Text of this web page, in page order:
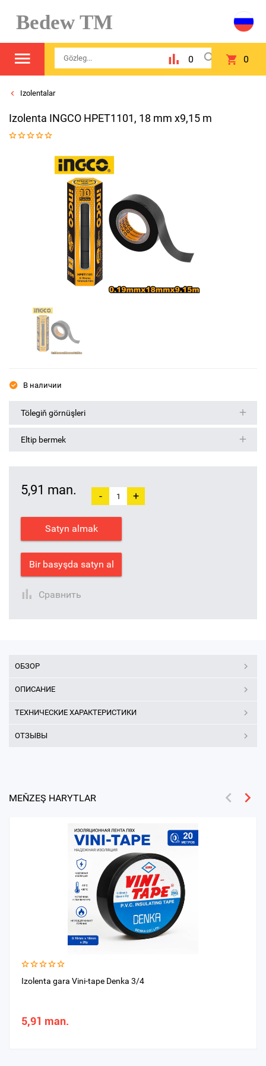
Bedew TM
0 0
Izolentalar
Izolenta INGCO HPET1101, 18 mm x9,15 m
В наличии
Tölegiň görnüşleri
Eltip bermek
5,91 man. - +
Satyn almak
Bir basyşda satyn al
Сравнить
ОБЗОР
ОПИСАНИЕ
ТЕХНИЧЕСКИЕ ХАРАКТЕРИСТИКИ
ОТЗЫВЫ
MEŇZEŞ HARYTLAR
Izolenta gara Vini-tape Denka 3/4
5,91 man.